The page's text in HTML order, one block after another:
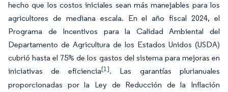
hecho que los costos iniciales sean más manejables para los
agricultores de mediana escala. En el año fiscal 2024, el
Programa de Incentivos para la Calidad Ambiental del
Departamento de Agricultura de los Estados Unidos (USDA)
cubrió hasta el 75% de los gastos del sistema para mejoras en
iniciativas de eficiencia[1]. Las garantías plurianuales
proporcionadas por la Ley de Reducción de la Inflación